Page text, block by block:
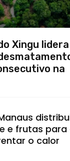
Xingu lidera
na
e frutas para
o calor